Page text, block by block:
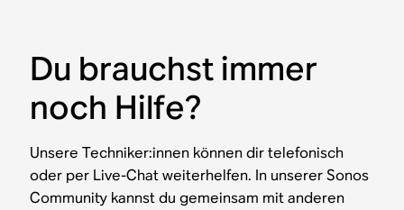
Du brauchst immer
noch Hilfe?
Unsere Techniker:innen können dir telefonisch
oder per Live-Chat weiterhelfen. In unserer Sonos
Community kannst du gemeinsam mit anderen